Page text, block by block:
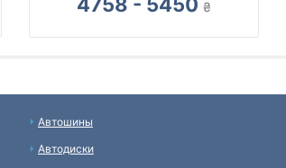
4758 - 5450 ₴
Автошины
Автодиски